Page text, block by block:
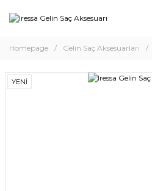
Homepage Gelin Saç Aksesuarları
YENİ